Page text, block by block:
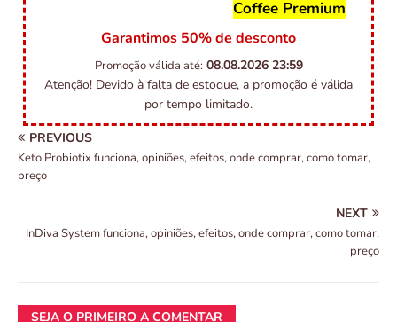
Coffee Premium
Garantimos 50% de desconto
Promoção válida até: 08.08.2026 23:59
Atenção! Devido à falta de estoque, a promoção é válida
por tempo limitado.
PREVIOUS
Keto Probiotix funciona, opiniões, efeitos, onde comprar, como tomar,
preço
NEXT
InDiva System funciona, opiniões, efeitos, onde comprar, como tomar,
preço
SEJA O PRIMEIRO A COMENTAR